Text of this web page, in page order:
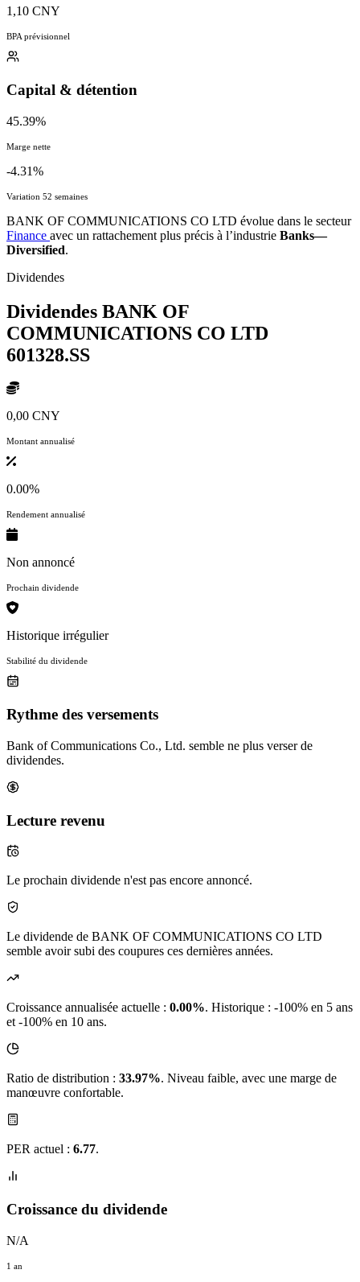
1,10 CNY
BPA prévisionnel
Capital & détention
45.39%
Marge nette
-4.31%
Variation 52 semaines
BANK OF COMMUNICATIONS CO LTD évolue dans le secteur
Finance avec un rattachement plus précis à l’industrie Banks—
Diversified.
Dividendes
Dividendes BANK OF
COMMUNICATIONS CO LTD
601328.SS
0,00 CNY
Montant annualisé
0.00%
Rendement annualisé
Non annoncé
Prochain dividende
Historique irrégulier
Stabilité du dividende
Rythme des versements
Bank of Communications Co., Ltd. semble ne plus verser de
dividendes.
Lecture revenu
Le prochain dividende n'est pas encore annoncé.
Le dividende de BANK OF COMMUNICATIONS CO LTD
semble avoir subi des coupures ces dernières années.
Croissance annualisée actuelle : 0.00%. Historique : -100% en 5 ans
et -100% en 10 ans.
Ratio de distribution : 33.97%. Niveau faible, avec une marge de
manœuvre confortable.
PER actuel : 6.77.
Croissance du dividende
N/A
1 an